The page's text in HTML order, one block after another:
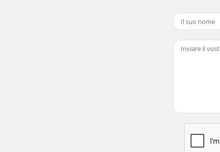
i konserwacja OSTRZEŻENIEOstrzeżenie